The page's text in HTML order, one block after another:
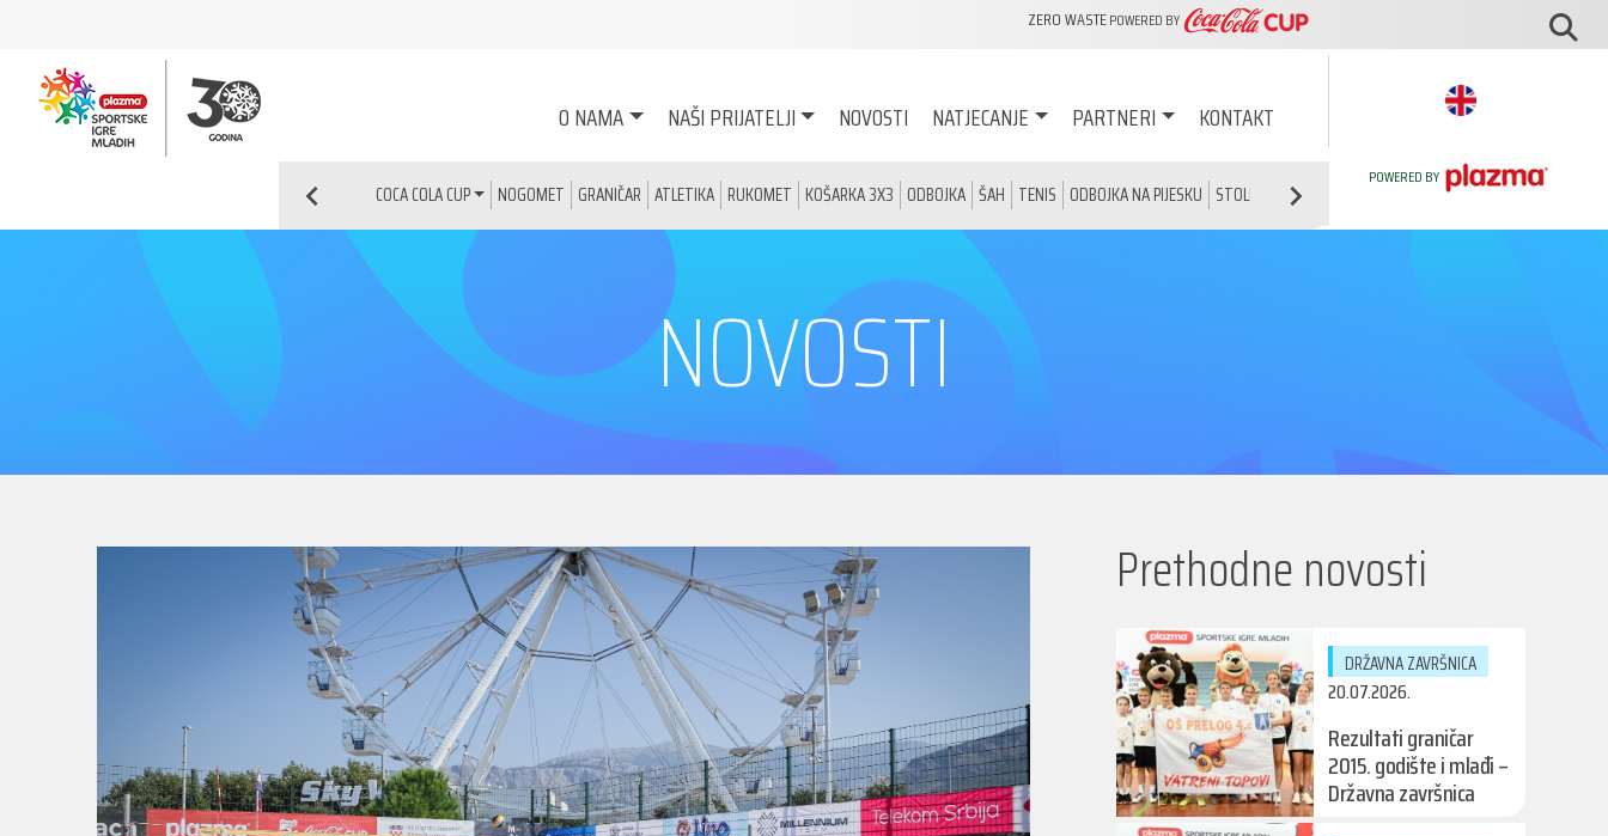
ZERO WASTEPOWERED BY
O NAMA NAŠI PRIJATELJI NOVOSTI NATJECANJE PARTNERI KONTAKT
COCA COLA CUP NOGOMET GRANIČAR ATLETIKA RUKOMET KOŠARKA 3X3 ODBOJKA ŠAH TENIS ODBOJKA NA PIJESKU STOLNI TENIS
POWERED BY
NOVOSTI
Prethodne novosti
DRŽAVNA ZAVRŠNICA
20.07.2026.
Rezultati graničar
2015. godište i mlađi –
Državna završnica